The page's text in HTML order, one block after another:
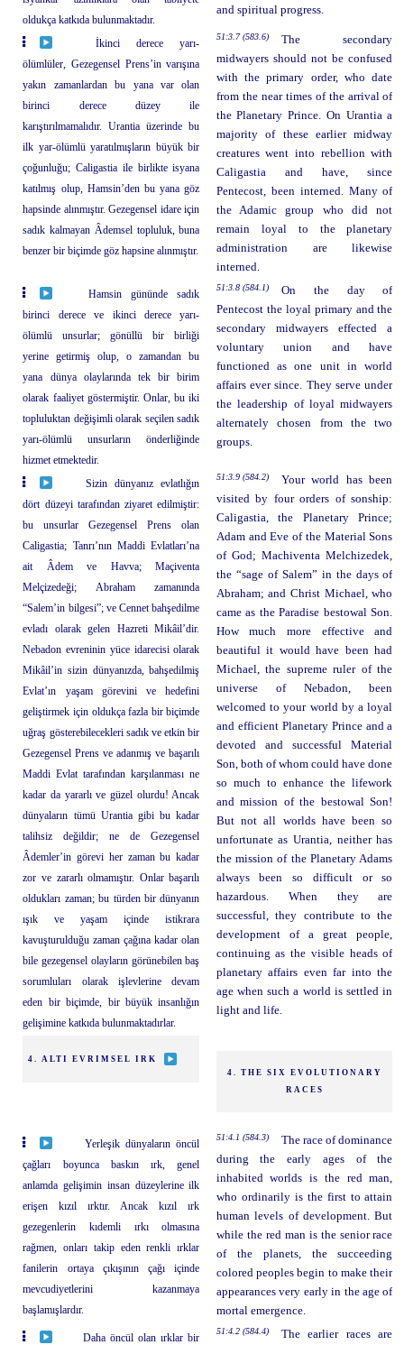
oldukça katkıda bulunmaktadır.
and spiritual progress.
İkinci derece yarı-
ölümlüler, Gezegensel Prens’in varışına
yakın zamanlardan bu yana var olan
birinci derece düzey ile
karıştırılmamalıdır. Urantia üzerinde bu
ilk yar-ölümlü yaratılmışların büyük bir
çoğunluğu; Caligastia ile birlikte isyana
katılmış olup, Hamsin’den bu yana göz
hapsinde alınmıştır. Gezegensel idare için
sadık kalmayan Âdemsel topluluk, buna
benzer bir biçimde göz hapsine alınmıştır.
51:3.7 (583.6)
The secondary
midwayers should not be confused
with the primary order, who date
from the near times of the arrival of
the Planetary Prince. On Urantia a
majority of these earlier midway
creatures went into rebellion with
Caligastia and have, since
Pentecost, been interned. Many of
the Adamic group who did not
remain loyal to the planetary
administration are likewise
interned.
Hamsin gününde sadık
birinci derece ve ikinci derece yarı-
ölümlü unsurlar; gönüllü bir birliği
yerine getirmiş olup, o zamandan bu
yana dünya olaylarında tek bir birim
olarak faaliyet göstermiştir. Onlar, bu iki
topluluktan değişimli olarak seçilen sadık
yarı-ölümlü unsurların önderliğinde
hizmet etmektedir.
51:3.8 (584.1)
On the day of
Pentecost the loyal primary and the
secondary midwayers effected a
voluntary union and have
functioned as one unit in world
affairs ever since. They serve under
the leadership of loyal midwayers
alternately chosen from the two
groups.
Sizin dünyanız evlatlığın
dört düzeyi tarafından ziyaret edilmiştir:
bu unsurlar Gezegensel Prens olan
Caligastia; Tanrı’nın Maddi Evlatları’na
ait Âdem ve Havva; Maçiventa
Melçizedeği; Abraham zamanında
“Salem’in bilgesi”; ve Cennet bahşedilme
evladı olarak gelen Hazreti Mikâil’dir.
Nebadon evreninin yüce idarecisi olarak
Mikâil’in sizin dünyanızda, bahşedilmiş
Evlat’ın yaşam görevini ve hedefini
geliştirmek için oldukça fazla bir biçimde
uğraş gösterebilecekleri sadık ve etkin bir
Gezegensel Prens ve adanmış ve başarılı
Maddi Evlat tarafından karşılanması ne
kadar da yararlı ve güzel olurdu! Ancak
dünyaların tümü Urantia gibi bu kadar
talihsiz değildir; ne de Gezegensel
Âdemler’in görevi her zaman bu kadar
zor ve zararlı olmamıştır. Onlar başarılı
oldukları zaman; bu türden bir dünyanın
ışık ve yaşam içinde istikrara
kavuşturulduğu zaman çağına kadar olan
bile gezegensel olayların görünebilen baş
sorumluları olarak işlevlerine devam
eden bir biçimde, bir büyük insanlığın
gelişimine katkıda bulunmaktadırlar.
51:3.9 (584.2)
Your world has been
visited by four orders of sonship:
Caligastia, the Planetary Prince;
Adam and Eve of the Material Sons
of God; Machiventa Melchizedek,
the “sage of Salem” in the days of
Abraham; and Christ Michael, who
came as the Paradise bestowal Son.
How much more effective and
beautiful it would have been had
Michael, the supreme ruler of the
universe of Nebadon, been
welcomed to your world by a loyal
and efficient Planetary Prince and a
devoted and successful Material
Son, both of whom could have done
so much to enhance the lifework
and mission of the bestowal Son!
But not all worlds have been so
unfortunate as Urantia, neither has
the mission of the Planetary Adams
always been so difficult or so
hazardous. When they are
successful, they contribute to the
development of a great people,
continuing as the visible heads of
planetary affairs even far into the
age when such a world is settled in
light and life.
4. ALTI EVRIMSEL IRK
4. THE SIX EVOLUTIONARY
RACES
Yerleşik dünyaların öncül
çağları boyunca baskın ırk, genel
anlamda gelişimin insan düzeylerine ilk
erişen kızıl ırktır. Ancak kızıl ırk
gezegenlerin kıdemli ırkı olmasına
rağmen, onları takip eden renkli ırklar
fanilerin ortaya çıkışının çağı içinde
mevcudiyetlerini kazanmaya
başlamışlardır.
51:4.1 (584.3)
The race of dominance
during the early ages of the
inhabited worlds is the red man,
who ordinarily is the first to attain
human levels of development. But
while the red man is the senior race
of the planets, the succeeding
colored peoples begin to make their
appearances very early in the age of
mortal emergence.
Daha öncül olan ırklar bir
51:4.2 (584.4)
The earlier races are